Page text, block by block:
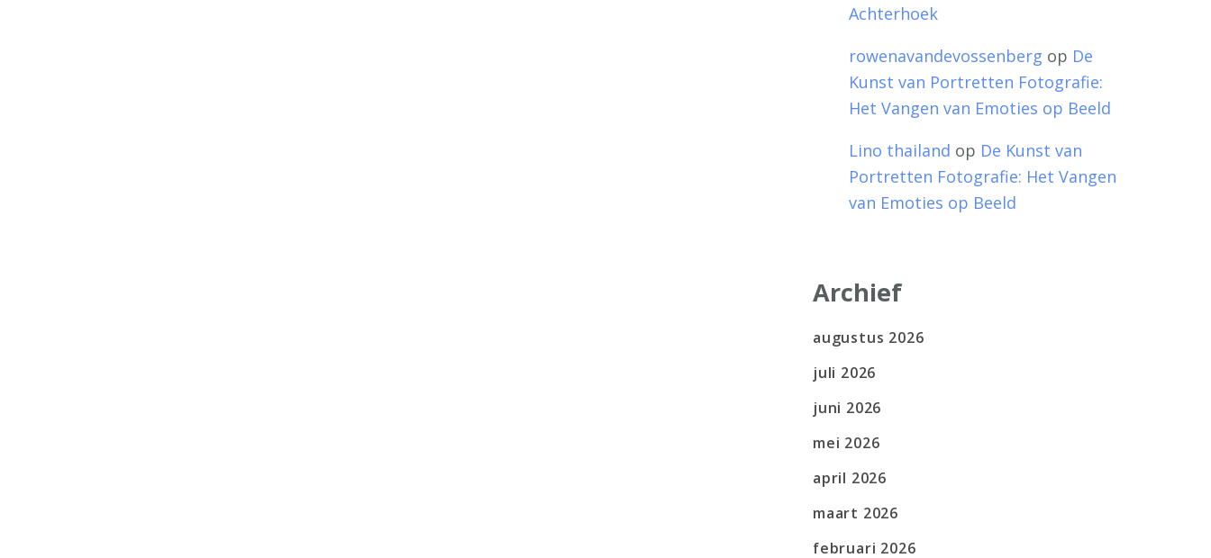
Achterhoek
rowenavandevossenberg op De
Kunst van Portretten Fotografie:
Het Vangen van Emoties op Beeld
Lino thailand op De Kunst van
Portretten Fotografie: Het Vangen
van Emoties op Beeld
Archief
augustus 2026
juli 2026
juni 2026
mei 2026
april 2026
maart 2026
februari 2026